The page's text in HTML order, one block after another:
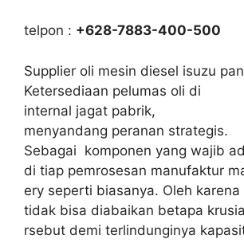
telpon : +628-7883-400-500
Supplier oli mesin diesel isuzu
Ketersediaan pelumas oli di
internal jagat pabrik,
menyandang peranan strategis.
Sebagai komponen yang wajib
di tiap pemrosesan manufaktur
ery seperti biasanya. Oleh karena
tidak bisa diabaikan betapa
rsebut demi terlindunginya